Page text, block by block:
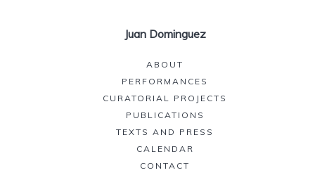
Juan Dominguez
ABOUT
PERFORMANCES
CURATORIAL PROJECTS
PUBLICATIONS
TEXTS AND PRESS
CALENDAR
CONTACT